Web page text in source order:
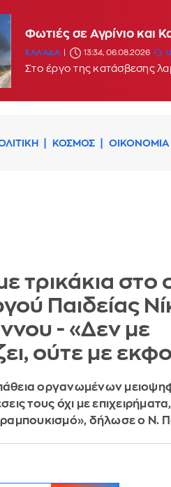
Φωτιές σε Αγρίνιο και
ΕΛΛΑΔΑ 13:34, 06.08.2026
Στο έργο της κατάσβεσης
ΚΟΣΜΟΣ ΟΙΚΟΝΟΜΙΑ
τρικάκια στο
Παιδείας
- «Δεν με
ούτε με
οργανωμένων
τους όχι με
δήλωσε ο Ν.